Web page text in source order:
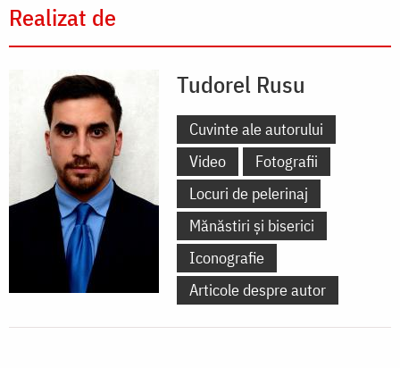
Realizat de
Tudorel Rusu
Cuvinte ale autorului
Video
Fotografii
Locuri de pelerinaj
Mănăstiri și biserici
Iconografie
Articole despre autor